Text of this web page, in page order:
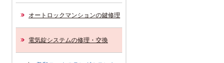
オートロックマンションの鍵修理
電気錠システムの修理・交換